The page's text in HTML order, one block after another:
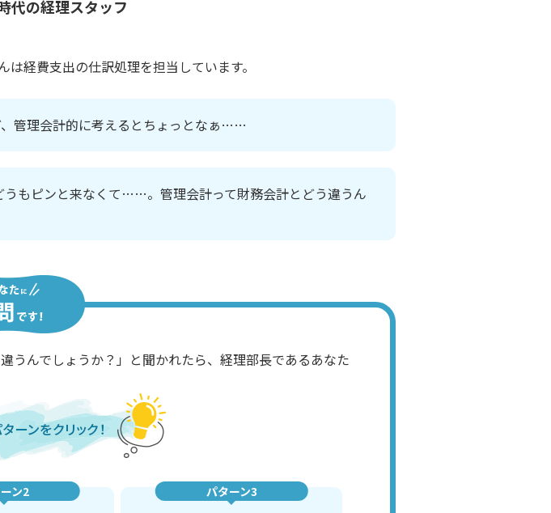
の経理スタッフ
経費支出の仕訳処理を担当しています。
管理会計的に考えるとちょっとなぁ……
もピンと来なくて……。管理会計って財務会計とどう違うん
うんでしょうか？」と聞かれたら、経理部長であるあなた
ン2 パターン3